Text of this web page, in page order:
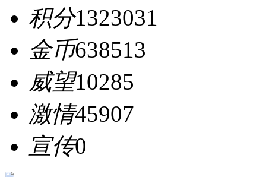
积分1323031
金币638513
威望10285
激情45907
宣传0